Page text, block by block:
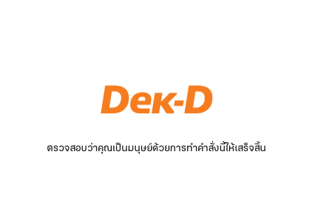
ตรวจสอบว่าคุณเป็นมนุษย์ด้วยการทำคำสั่งนี้ให้เสร็จสิ้น